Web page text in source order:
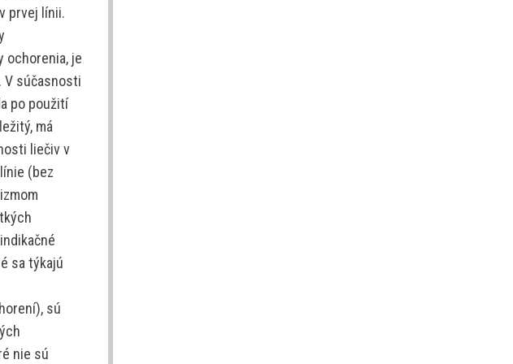
prvej línii.
ochorenia, je
V súčasnosti
po použití
má
liečiv v
(bez
sa týkajú
sú
nie sú